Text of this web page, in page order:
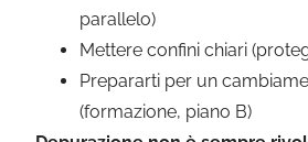
parallelo)
Mettere confini chiari
Prepararti per un
(formazione, piano B)